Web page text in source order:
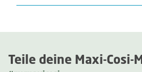
Teile deine Maxi-Cosi-